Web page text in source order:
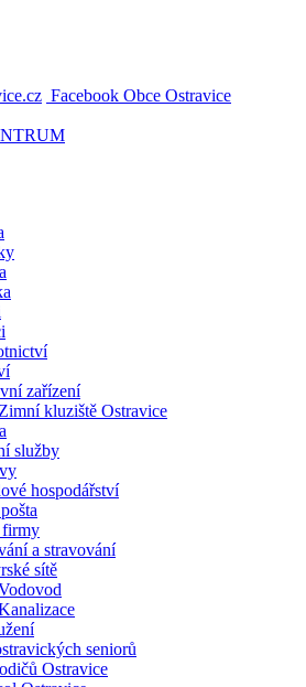
Facebook Obce Ostravice
zařízení
Zimní kluziště Ostravice
služby
hospodářství
a stravování
sítě
seniorů
Ostravice